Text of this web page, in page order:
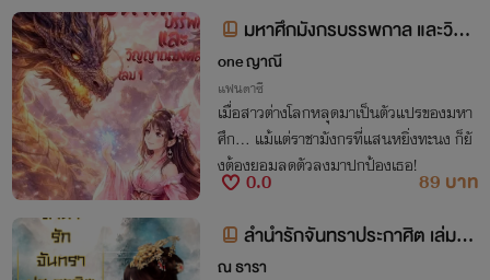
มหาศึกมังกรบรรพกาล และวิญ
ญาณมงคล เล่ม 1
one ญาณี
แฟนตาซี
เมื่อสาวต่างโลกหลุดมาเป็นตัวแปรของมหา
ศึก... แม้แต่ราชามังกรที่แสนหยิ่งทะนง ก็ยั
งต้องยอมลดตัวลงมาปกป้องเธอ!
0.0
89 บาท
ลำนำรักจันทราประกาศิต เล่มที่
2 <NC25+>
ณ ธารา